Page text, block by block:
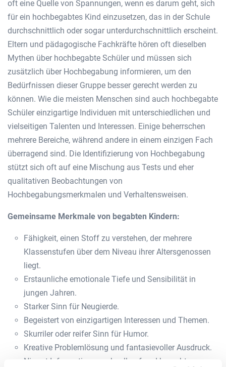
oft eine Quelle von Spannungen, wenn es darum geht, sich
für ein hochbegabtes Kind einzusetzen, das in der Schule
durchschnittlich oder sogar unterdurchschnittlich erscheint.
Eltern und pädagogische Fachkräfte hören oft dieselben
Mythen über hochbegabte Schüler und müssen sich
zusätzlich über Hochbegabung informieren, um den
Bedürfnissen dieser Gruppe besser gerecht werden zu
können. Wie die meisten Menschen sind auch hochbegabte
Schüler einzigartige Individuen mit unterschiedlichen und
vielseitigen Talenten und Interessen. Einige beherrschen
mehrere Bereiche, während andere in einem einzigen Fach
überragend sind. Die Identifizierung von Hochbegabung
stützt sich oft auf eine Mischung aus Tests und eher
qualitativen Beobachtungen von
Hochbegabungsmerkmalen und Verhaltensweisen.
Gemeinsame Merkmale von begabten Kindern:
Fähigkeit, einen Stoff zu verstehen, der mehrere
Klassenstufen über dem Niveau ihrer Altersgenossen
liegt.
Erstaunliche emotionale Tiefe und Sensibilität in
jungen Jahren.
Starker Sinn für Neugierde.
Begeistert von einzigartigen Interessen und Themen.
Skurriler oder reifer Sinn für Humor.
Kreative Problemlösung und fantasievoller Ausdruck.
Nimmt Informationen schnell auf und braucht nur